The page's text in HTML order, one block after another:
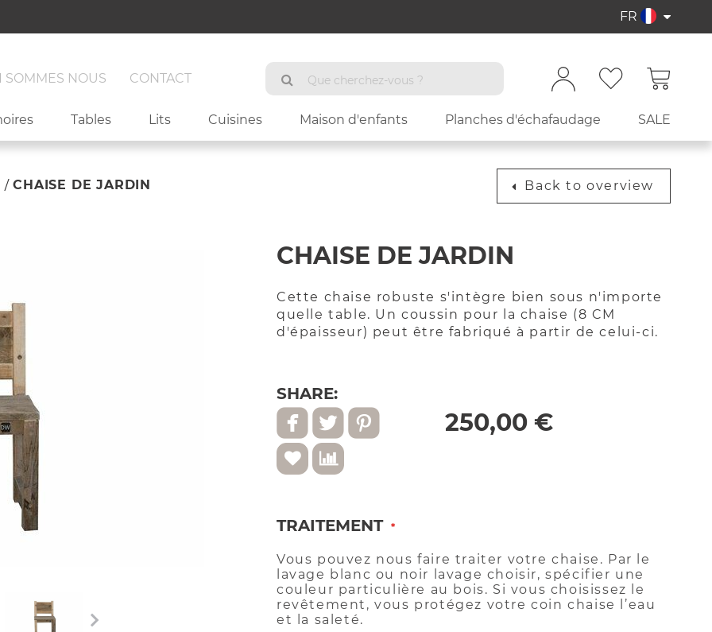
Langue
FR
SOMMES NOUS
CONTACT
Tables Lits Cuisines Maison d'enfants Planches d'échafaudage SALE
CHAISE DE JARDIN Back to overview
CHAISE DE JARDIN
Cette chaise robuste s'intègre bien sous n'importe
quelle table. Un coussin pour la chaise (8 CM
d'épaisseur) peut être fabriqué à partir de celui-ci.
SHARE:
250,00 €
TRAITEMENT
Vous pouvez nous faire traiter votre chaise. Par le
lavage blanc ou noir lavage choisir, spécifier une
couleur particulière au bois. Si vous choisissez le
revêtement, vous protégez votre coin chaise l’eau
et la saleté.